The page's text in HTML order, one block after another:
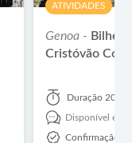
ATIVIDADES
Genoa -
Cristóvão
Duração 20
Disponível em:
Confirmação